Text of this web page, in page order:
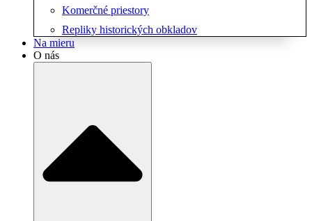
Komerčné priestory
Repliky historických obkladov
Na mieru
O nás